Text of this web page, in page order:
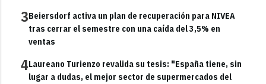
3Beiersdorf activa un plan de recuperación para NIVEA
tras cerrar el semestre con una caída del 3,5% en
ventas
4Laureano Turienzo revalida su tesis: "España tiene, sin
lugar a dudas, el mejor sector de supermercados del